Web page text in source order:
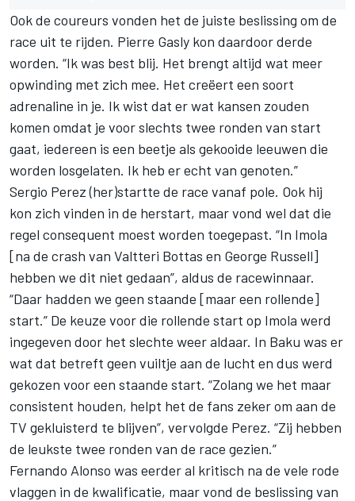
Ook de coureurs vonden het de juiste beslissing om de
race uit te rijden. Pierre Gasly kon daardoor derde
worden. “Ik was best blij. Het brengt altijd wat meer
opwinding met zich mee. Het creëert een soort
adrenaline in je. Ik wist dat er wat kansen zouden
komen omdat je voor slechts twee ronden van start
gaat, iedereen is een beetje als gekooide leeuwen die
worden losgelaten. Ik heb er echt van genoten.”
Sergio Perez(her)startte de race vanaf pole. Ook hij
kon zich vinden in de herstart, maar vond wel dat die
regel consequent moest worden toegepast. “In Imola
[na de crash van Valtteri Bottas en George Russell]
hebben we dit niet gedaan”, aldus de racewinnaar.
“Daar hadden we geen staande [maar een rollende]
start.” De keuze voor die rollende start op Imola werd
ingegeven door het slechte weer aldaar. In Baku was er
wat dat betreft geen vuiltje aan de lucht en dus werd
gekozen voor een staande start. “Zolang we het maar
consistent houden, helpt het de fans zeker om aan de
TV gekluisterd te blijven”, vervolgde Perez. “Zij hebben
de leukste twee ronden van de race gezien.”
Fernando Alonso was eerder al kritisch na de vele rode
vlaggen in de kwalificatie, maar vond de beslissing van